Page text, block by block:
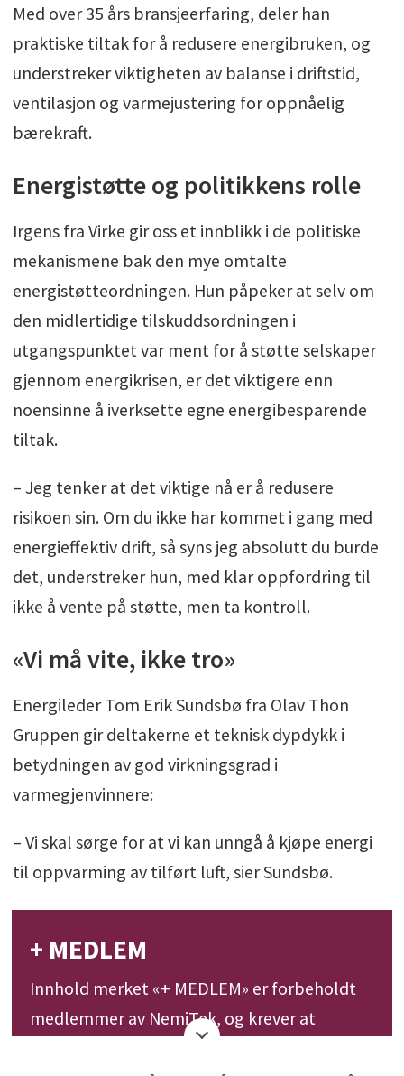
Med over 35 års bransjeerfaring, deler han
praktiske tiltak for å redusere energibruken, og
understreker viktigheten av balanse i driftstid,
ventilasjon og varmejustering for oppnåelig
bærekraft.
Energistøtte og politikkens rolle
Irgens fra Virke gir oss et innblikk i de politiske
mekanismene bak den mye omtalte
energistøtteordningen. Hun påpeker at selv om
den midlertidige tilskuddsordningen i
utgangspunktet var ment for å støtte selskaper
gjennom energikrisen, er det viktigere enn
noensinne å iverksette egne energibesparende
tiltak.
– Jeg tenker at det viktige nå er å redusere
risikoen sin. Om du ikke har kommet i gang med
energieffektiv drift, så syns jeg absolutt du burde
det, understreker hun, med klar oppfordring til
ikke å vente på støtte, men ta kontroll.
«Vi må vite, ikke tro»
Energileder Tom Erik Sundsbø fra Olav Thon
Gruppen gir deltakerne et teknisk dypdykk i
betydningen av god virkningsgrad i
varmegjenvinnere:
– Vi skal sørge for at vi kan unngå å kjøpe energi
til oppvarming av tilført luft, sier Sundsbø.
+ MEDLEM
Innhold merket «+ MEDLEM» er forbeholdt
medlemmer av NemiTek, og krever at